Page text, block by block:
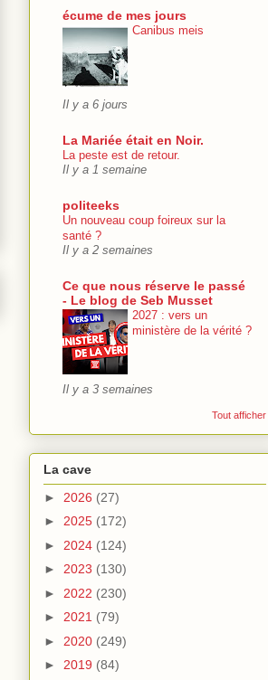
écume de mes jours
Canibus meis
Il y a 6 jours
La Mariée était en Noir.
La peste est de retour.
Il y a 1 semaine
politeeks
Un nouveau coup foireux sur la
santé ?
Il y a 2 semaines
Ce que nous réserve le passé
- Le blog de Seb Musset
2027 : vers un
ministère de la vérité ?
Il y a 3 semaines
Tout afficher
La cave
► 2026 (27)
► 2025 (172)
► 2024 (124)
► 2023 (130)
► 2022 (230)
► 2021 (79)
► 2020 (249)
► 2019 (84)